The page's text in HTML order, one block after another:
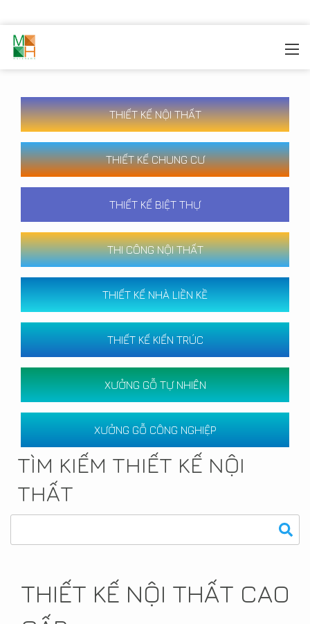
THIẾT KẾ NỘI THẤT
THIẾT KẾ CHUNG CƯ
THIẾT KẾ BIỆT THỰ
THI CÔNG NỘI THẤT
THIẾT KẾ NHÀ LIỀN KỀ
THIẾT KẾ KIẾN TRÚC
XƯỞNG GỖ TỰ NHIÊN
XƯỞNG GỖ CÔNG NGHIỆP
TÌM KIẾM THIẾT KẾ NỘI
THẤT
THIẾT KẾ NỘI THẤT CAO